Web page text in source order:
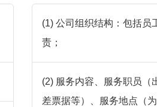
(1) 公司组织结构：包括员
责；
(2) 服务内容、服务职员（
差票据等）、服务地点（